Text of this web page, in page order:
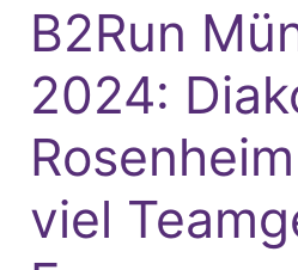
B2Run
2024:
viel
2024:
Diakonie
Rosenheim
mit
Teamgeist